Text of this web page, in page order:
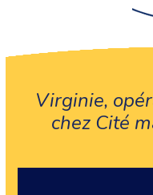
Virginie,
chez Cité